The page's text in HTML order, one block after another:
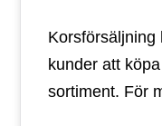
Korsförsäljning
kunder att
sortiment. För